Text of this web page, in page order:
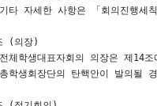
타 자세한 사항은 「회의진행세
(의장)
체학생대표자회의 의장은 제14조
학생회장단의 탄핵안이 발의될